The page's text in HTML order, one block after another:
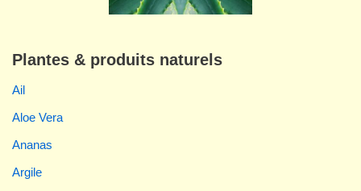
Plantes & produits naturels
Ail
Aloe Vera
Ananas
Argile